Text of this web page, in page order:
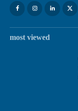
most viewed